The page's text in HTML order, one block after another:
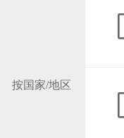
按国家/地区